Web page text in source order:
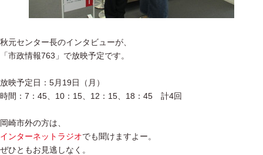
秋元センター長のインタビューが、
「市政情報763」で放映予定です。
放映予定日：5月19日（月）
時間：7：45、10：15、12：15、18：45 計4回
岡崎市外の方は、
インターネットラジオでも聞けますよー。
ぜひともお見逃しなく。